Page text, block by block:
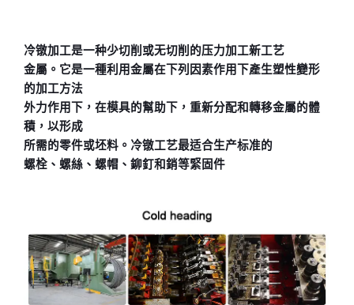
冷镦加工是一种少切削或无切削的压力加工新工艺
金屬。它是一種利用金屬在下列因素作用下產生塑性變形
的加工方法
外力作用下，在模具的幫助下，重新分配和轉移金屬的體
積，以形成
所需的零件或坯料。冷镦工艺最适合生产标准的
螺栓、螺絲、螺帽、鉚釘和銷等緊固件